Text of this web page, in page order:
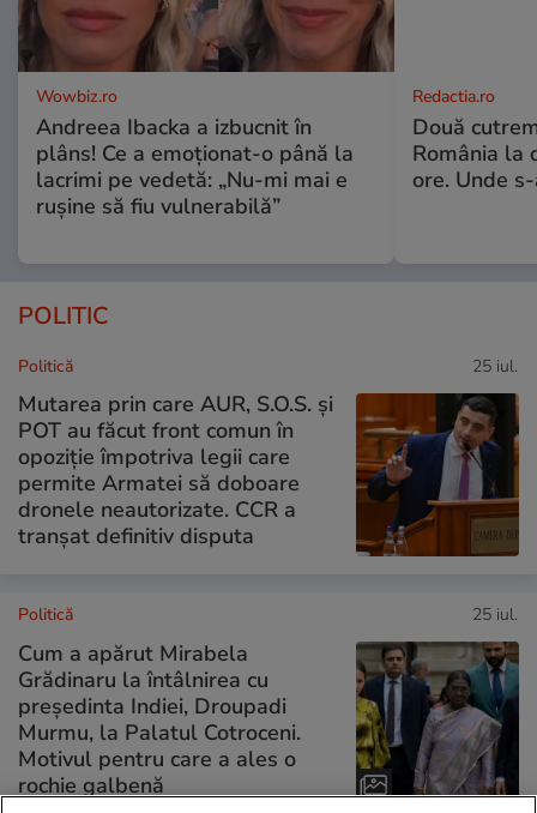
Wowbiz.ro
Andreea Ibacka a izbucnit în
plâns! Ce a emoționat-o până la
lacrimi pe vedetă: „Nu-mi mai e
rușine să fiu vulnerabilă”
Redactia.ro
Două
România la
ore. Unde
POLITIC
Politică 25 iul.
Mutarea prin care AUR, S.O.S. și
POT au făcut front comun în
opoziție împotriva legii care
permite Armatei să doboare
dronele neautorizate. CCR a
tranșat definitiv disputa
Politică 25 iul.
Cum a apărut Mirabela
Grădinaru la întâlnirea cu
președinta Indiei, Droupadi
Murmu, la Palatul Cotroceni.
Motivul pentru care a ales o
rochie galbenă